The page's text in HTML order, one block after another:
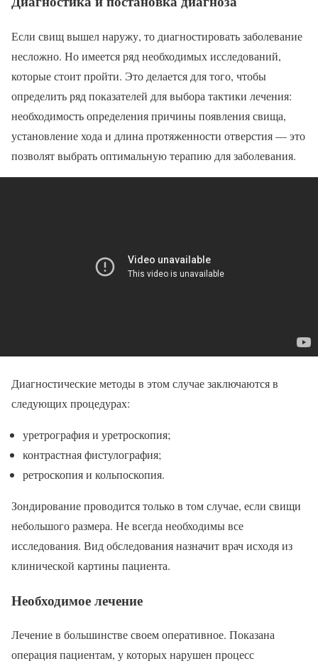
Если свищ вышел наружу, то диагностировать заболевание
несложно. Но имеется ряд необходимых исследований,
которые стоит пройти. Это делается для того, чтобы
определить ряд показателей для выбора тактики лечения:
необходимость определения причины появления свища,
установление хода и длина протяженности отверстия — это
позволят выбрать оптимальную терапию для заболевания.
Диагностические методы в этом случае заключаются в
следующих процедурах:
уретрография и уретроскопия;
контрастная фистулография;
ретроскопия и кольпоскопия.
Зондирование проводится только в том случае, если свищи
небольшого размера. Не всегда необходимы все
исследования. Вид обследования назначит врач исходя из
клинической картины пациента.
Необходимое лечение
Лечение в большинстве своем оперативное. Показана
операция пациентам, у которых нарушен процесс